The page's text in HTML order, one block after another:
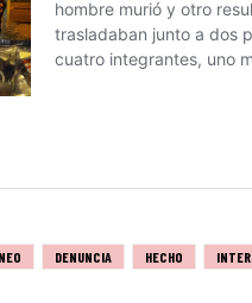
DENUNCIA HECHO